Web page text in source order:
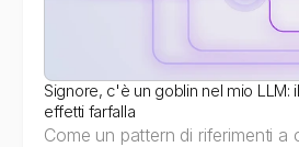
Signore, c'è un goblin nel mio LLM:
effetti farfalla
Come un pattern di riferimenti a